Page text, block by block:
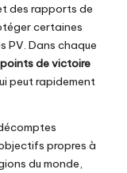
des rapports de
certaines
PV. Dans chaque
de victoire
peut rapidement
propres à
du monde,